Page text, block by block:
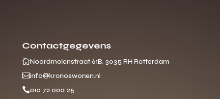
Contactgegevens
Noordmolenstraat 61B, 3035 RH Rotterdam
info@kronoswonen.nl
010 72 000 25